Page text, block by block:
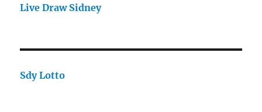
Live Draw Sidney
Sdy Lotto